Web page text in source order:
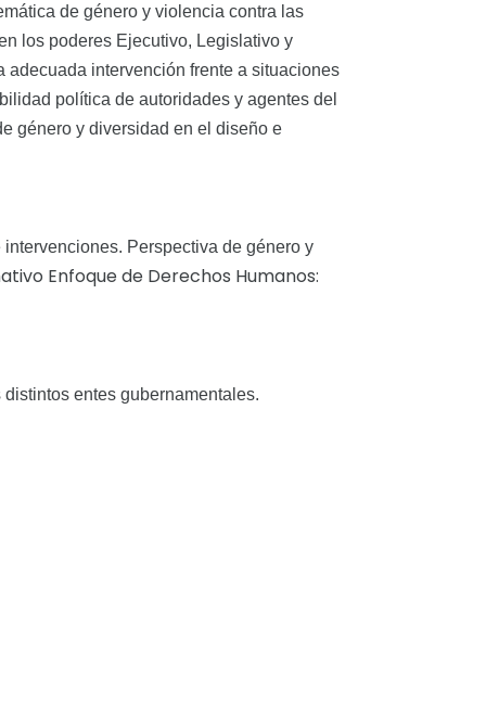
de género y violencia contra las
los poderes Ejecutivo, Legislativo y
adecuada intervención frente a situaciones
política de autoridades y agentes del
género y diversidad en el diseño e
Perspectiva de género y
Enfoque de Derechos Humanos:
entes gubernamentales.